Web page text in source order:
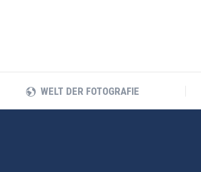
WELT DER FOTOGRAFIE